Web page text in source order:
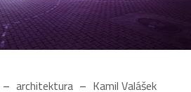
architektura Kamil Valášek